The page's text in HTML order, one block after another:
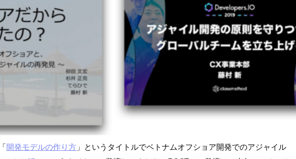
開発モデルの作り方 」というタイトルでベトナムオフショア開発でのアジャイル